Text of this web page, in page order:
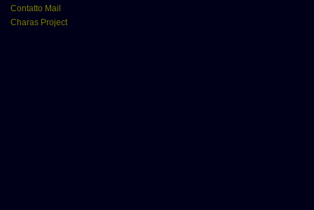
Contatto Mail
Charas Project